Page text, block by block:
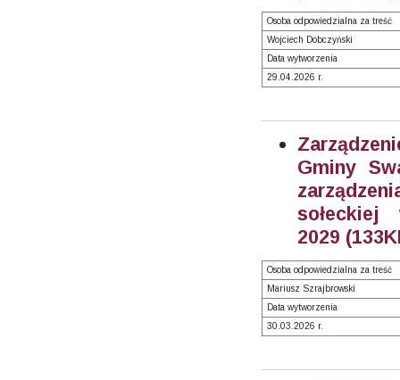
Osoba odpowiedzialna za treść
Wojciech Dobczyński
Data wytworzenia
29.04.2026 r.
Gminy
2029
Osoba odpowiedzialna za treść
Mariusz Szrajbrowski
Data wytworzenia
30.03.2026 r.